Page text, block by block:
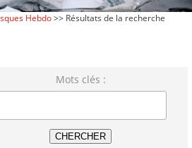
Hebdo>> Résultats de la recherche
Mots clés :